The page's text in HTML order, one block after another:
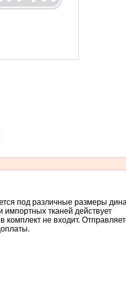
под различные размеры
импортных тканей действует
не входит.